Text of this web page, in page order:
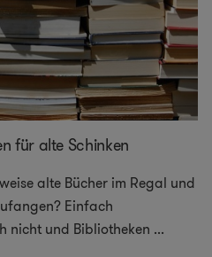
für alte Schinken
alte Bücher im Regal und
Einfach
nicht und Bibliotheken ...